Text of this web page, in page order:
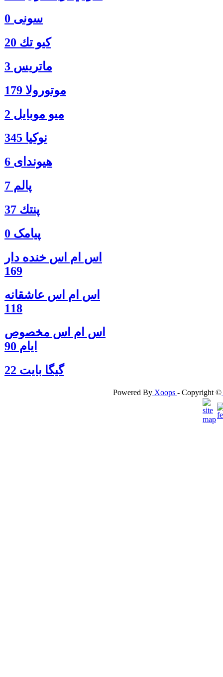
سونی 0
كيو تك 20
ماتريس 3
موتورولا 179
ميو موبايل 2
نوكيا 345
هیوندای 6
پالم 7
پنتك 37
پیامک 0
اس ام اس خنده دار
169
اس ام اس عاشقانه
118
اس ام اس مخصوص
ایام 90
گيگا بايت 22
Powered By Xoops - Copyright ©